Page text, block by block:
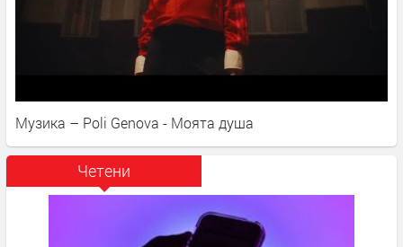
Музика – Poli Genova - Моята душа
Четени